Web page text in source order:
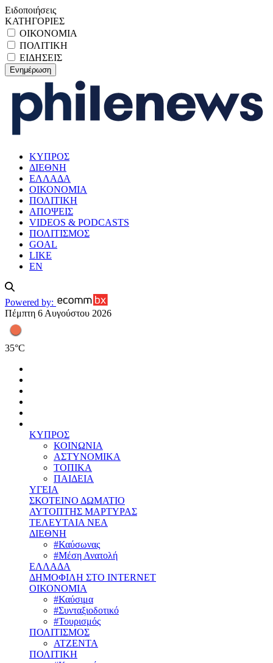
Ειδοποιήσεις
ΚΑΤΗΓΟΡΙΕΣ
ΟΙΚΟΝΟΜΙΑ
ΠΟΛΙΤΙΚΗ
ΕΙΔΗΣΕΙΣ
ΚΥΠΡΟΣ
ΔΙΕΘΝΗ
ΕΛΛΑΔΑ
ΟΙΚΟΝΟΜΙΑ
ΠΟΛΙΤΙΚΗ
ΑΠΟΨΕΙΣ
VIDEOS & PODCASTS
ΠΟΛΙΤΙΣΜΟΣ
GOAL
LIKE
EN
Powered by:
Πέμπτη 6 Αυγούστου 2026
35°C
ΚΥΠΡΟΣ
ΚΟΙΝΩΝΙΑ
ΑΣΤΥΝΟΜΙΚΑ
ΤΟΠΙΚΑ
ΠΑΙΔΕΙΑ
ΥΓΕΙΑ
ΣΚΟΤΕΙΝΟ ΔΩΜΑΤΙΟ
ΑΥΤΟΠΤΗΣ ΜΑΡΤΥΡΑΣ
ΤΕΛΕΥΤΑΙΑ ΝΕΑ
ΔΙΕΘΝΗ
#Καύσωνας
#Μέση Ανατολή
ΕΛΛΑΔΑ
ΔΗΜΟΦΙΛΗ ΣΤΟ INTERNET
ΟΙΚΟΝΟΜΙΑ
#Καύσιμα
#Συνταξιοδοτικό
#Τουρισμός
ΠΟΛΙΤΙΣΜΟΣ
ΑΤΖΕΝΤΑ
ΠΟΛΙΤΙΚΗ